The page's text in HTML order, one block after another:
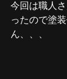
今回は職人
ったので塗
ん、、、